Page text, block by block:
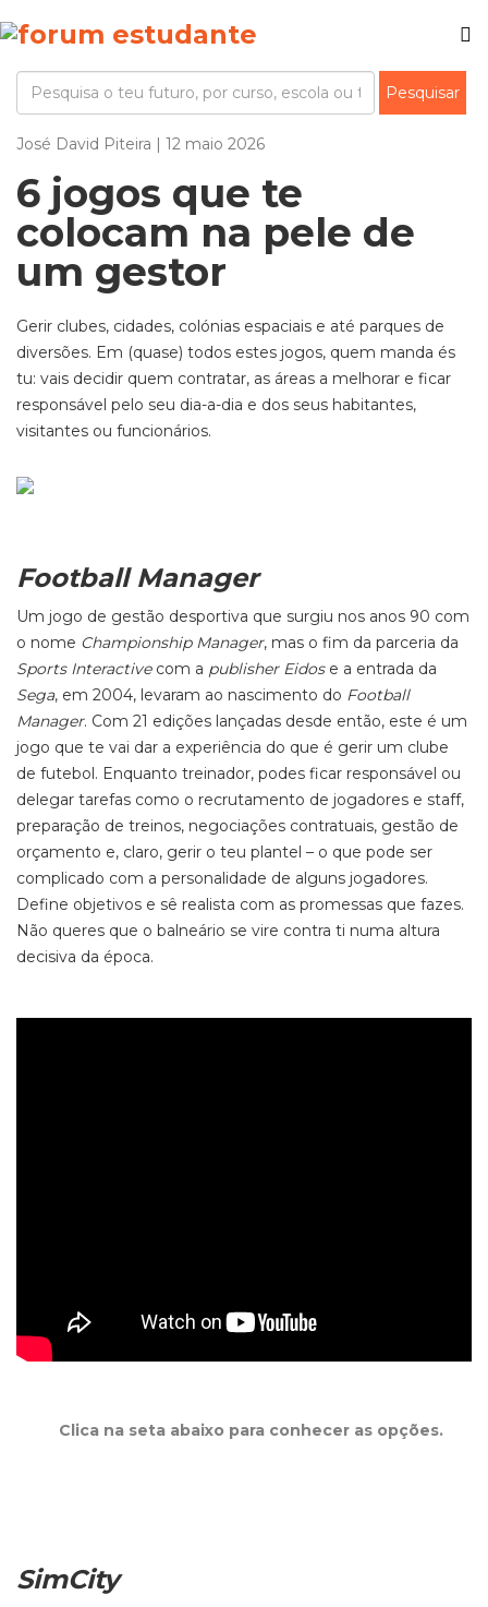
José David Piteira | 12 maio 2026
6 jogos que te
colocam na pele de
um gestor
Gerir clubes, cidades, colónias espaciais e até parques de
diversões. Em (quase) todos estes jogos, quem manda és
tu: vais decidir quem contratar, as áreas a melhorar e ficar
responsável pelo seu dia-a-dia e dos seus habitantes,
visitantes ou funcionários.
Football Manager
Um jogo de gestão desportiva que surgiu nos anos 90 com
o nome Championship Manager, mas o fim da parceria da
Sports Interactive com a publisher Eidose a entrada da
Sega, em 2004, levaram ao nascimento do Football
Manager. Com 21 edições lançadas desde então, este é um
jogo que te vai dar a experiência do que é gerir um clube
de futebol. Enquanto treinador, podes ficar responsável ou
delegar tarefas como o recrutamento de jogadores e staff,
preparação de treinos, negociações contratuais, gestão de
orçamento e, claro, gerir o teu plantel – o que pode ser
complicado com a personalidade de alguns jogadores.
Define objetivos e sê realista com as promessas que fazes.
Não queres que o balneário se vire contra ti numa altura
decisiva da época.
Clica na seta abaixo para conhecer as opções.
SimCity